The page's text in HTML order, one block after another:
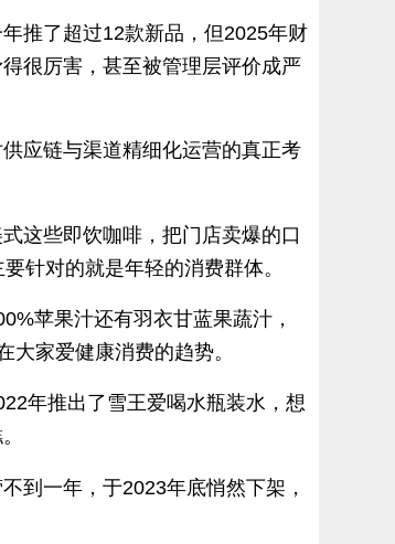
推了超过12款新品，但2025年财
很厉害，甚至被管理层评价成严
应链与渠道精细化运营的真正考
这些即饮咖啡，把门店卖爆的口
针对的就是年轻的消费群体。
苹果汁还有羽衣甘蓝果蔬汁，
大家爱健康消费的趋势。
年推出了雪王爱喝水瓶装水，想
到一年，于2023年底悄然下架，